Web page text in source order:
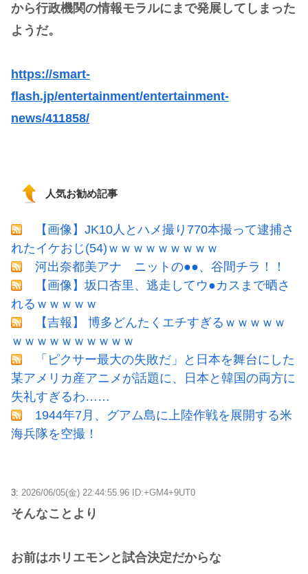
から行政機関の情報モラルにまで発展してしまった
ようだ。
https://smart-
flash.jp/entertainment/entertainment-
news/411858/
人気お勧め記事
【画像】JK10人とハメ撮り770本撮って逮捕さ
れたイケおじ(54)ｗｗｗｗｗｗｗｗｗ
河出奈都美アナ ニットの●●、谷間チラ！！
【画像】坂口杏里、逃走してウ●カスまで晒さ
れるｗｗｗｗｗ
【吉報】 博多どんたくエチすぎるｗｗｗｗｗ
ｗｗｗｗｗｗｗｗｗｗ
「ピクサー最大の失敗だ」と日本を舞台にした
某アメリカ産アニメが話題に、日本と韓国の両方に
失礼すぎるわ……
1944年7月、グアム島に上陸作戦を展開する米
海兵隊を空撮！
3: 2026/06/05(金) 22:44:55.96 ID:+GM4+9UT0
そんなことより
お前はホリエモンと試合決定だからな